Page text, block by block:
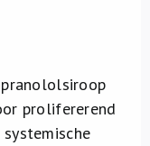
prolifererend